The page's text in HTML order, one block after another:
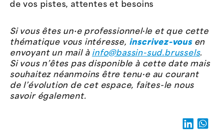
de vos pistes, attentes et besoins
Si vous êtes un·e professionnel·le et que cette
thématique vous intéresse, inscrivez-vousen
envoyant un mail à info@bassin-sud.brussels.
Si vous n’êtes pas disponible à cette date mais
souhaitez néanmoins être tenu·e au courant
de l’évolution de cet espace, faites-le nous
savoir également.